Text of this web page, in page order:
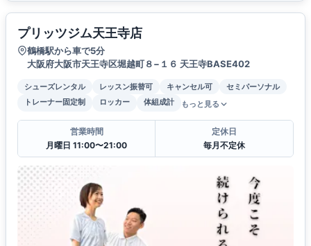
プリッツジム天王寺店
鶴橋駅から車で5分
大阪府大阪市天王寺区堀越町８−１６ 天王寺BASE402
シューズレンタル レッスン振替可 キャンセル可
セミパーソナル
トレーナー固定制
ロッカー 体組成計 もっと見る
営業時間
月曜日 11:00〜21:00
定休日
毎月不定休